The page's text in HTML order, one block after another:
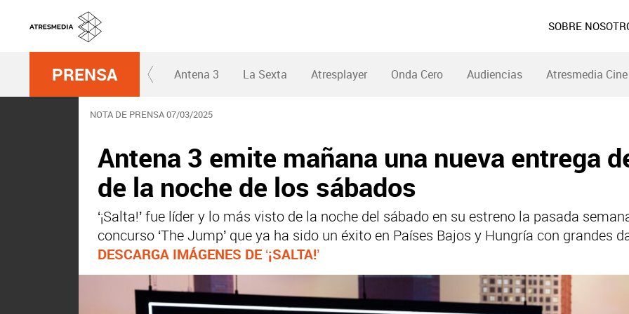
SOBRE
PRENSA Antena 3 La Sexta Atresplayer Onda Cero Audiencias Atresmedia Cine
NOTA DE PRENSA 07/03/2025
Antena 3 emite mañana una nueva entrega
de la noche de los sábados
‘¡Salta!’ fue líder y lo más visto de la noche del sábado en su estreno la pasada
concurso ‘The Jump’ que ya ha sido un éxito en Países Bajos y Hungría con grandes
DESCARGA IMÁGENES DE ‘¡SALTA!’